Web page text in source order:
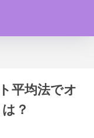
平均法でオ
？